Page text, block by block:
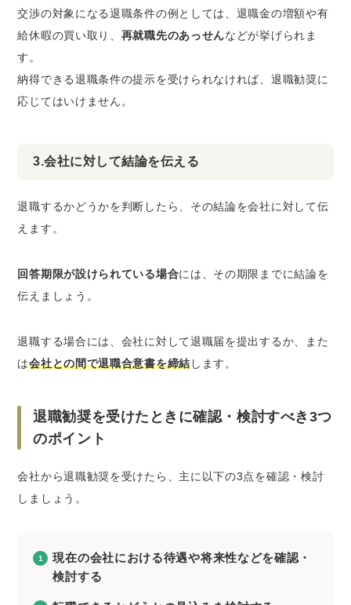
交渉の対象になる退職条件の例としては、退職金の増額や有
給休暇の買い取り、 再就職先のあっせんなどが挙げられま
す。
納得できる退職条件の提示を受けられなければ、退職勧奨に
応じてはいけません。
3.会社に対して結論を伝える
退職するかどうかを判断したら、その結論を会社に対して伝
えます。
回答期限が設けられている場合には、その期限までに結論を
伝えましょう。
退職する場合には、会社に対して退職届を提出するか、また
は会社との間で退職合意書を締結します。
退職勧奨を受けたときに確認・検討すべき3つ
のポイント
会社から退職勧奨を受けたら、主に以下の3点を確認・検討
しましょう。
現在の会社における待遇や将来性などを確認・
検討する